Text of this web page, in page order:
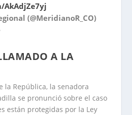
(@MeridianoR_CO)
A LA
la República, la senadora
se pronunció sobre el caso
están protegidas por la Ley